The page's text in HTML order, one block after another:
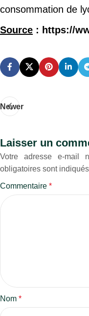
consommation de
Source : https://
Newer
Laisser un
Votre adresse e-mail
obligatoires sont
Commentaire *
Nom *